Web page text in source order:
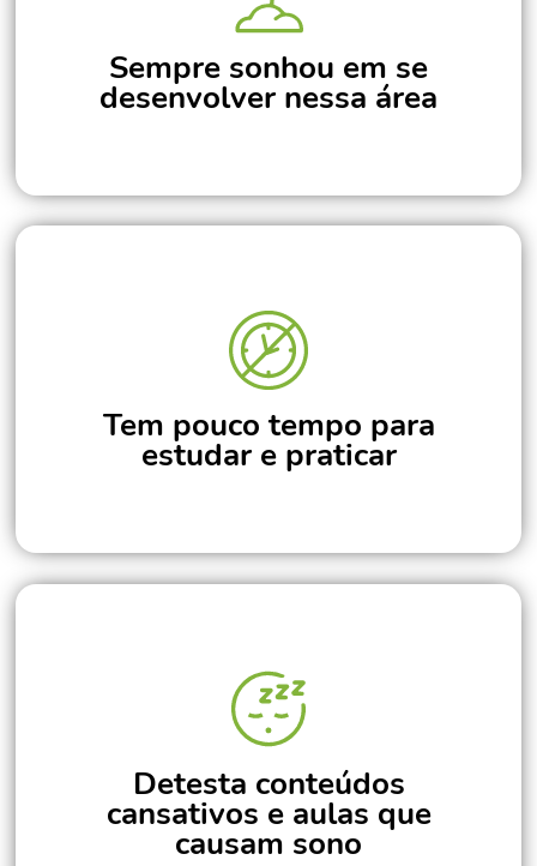
Sempre sonhou em se
desenvolver nessa área
Tem pouco tempo para
estudar e praticar
Detesta conteúdos
cansativos e aulas que
causam sono